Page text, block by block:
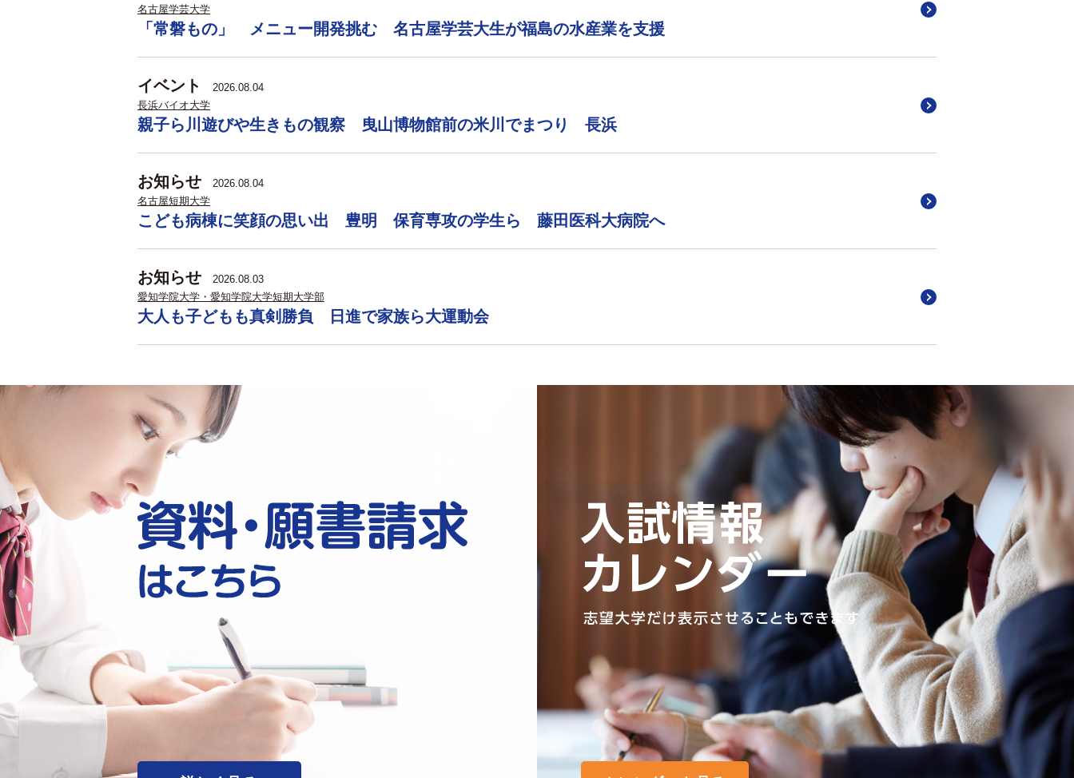
名古屋学芸大学
「常磐もの」 メニュー開発挑む 名古屋学芸大生が福島の水産業を支援
イベント
2026.08.04
長浜バイオ大学
親子ら川遊びや生きもの観察 曳山博物館前の米川でまつり 長浜
お知らせ
2026.08.04
名古屋短期大学
こども病棟に笑顔の思い出 豊明 保育専攻の学生ら 藤田医科大病院へ
お知らせ
2026.08.03
愛知学院大学・愛知学院大学短期大学部
大人も子どもも真剣勝負 日進で家族ら大運動会